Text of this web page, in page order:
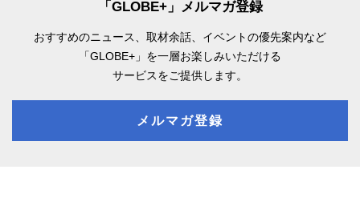
「GLOBE+」メルマガ登録
おすすめのニュース、取材余話、 イベントの優先案内など
「GLOBE+」を一層お楽しみいただける
サービスをご提供します。
メルマガ登録